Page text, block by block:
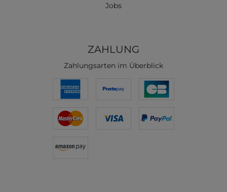
Jobs
ZAHLUNG
Zahlungsarten im Überblick